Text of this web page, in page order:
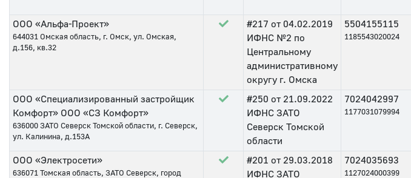
ООО «Альфа-Проект»
644031 Омская область, г. Омск, ул. Омская,
д.156, кв.32
#217 от 04.02.2019
ИФНС №2 по
Центральному
административному
округу г. Омска
5504155115
1185543020024
ООО «Специализированный застройщик
Комфорт» ООО «СЗ Комфорт»
636000 ЗАТО Северск Томской области, г. Северск,
ул. Калинина, д.153А
#250 от 21.09.2022
ИФНС ЗАТО
Северск Томской
области
7024042997
1177031079994
ООО «Электросети»
636071 Томская область, ЗАТО Северск, город
#201 от 29.03.2018
ИФНС ЗАТО
7024035693
1127024000399